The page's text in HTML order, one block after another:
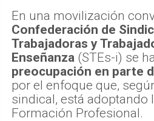
En una movilización
Confederación de
Trabajadoras y
Enseñanza (STEs-i) se
preocupación en parte
por el enfoque que,
sindical, está adoptando
Formación Profesional.